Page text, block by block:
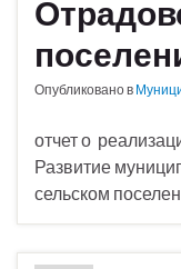
Опубликовано в
отчет о
Развитие
сельском